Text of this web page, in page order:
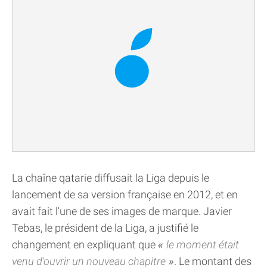
La chaîne qatarie diffusait la Liga depuis le
lancement de sa version française en 2012, et en
avait fait l'une de ses images de marque. Javier
Tebas, le président de la Liga, a justifié le
changement en expliquant que
le moment était
venu d'ouvrir un nouveau chapitre
. Le montant des